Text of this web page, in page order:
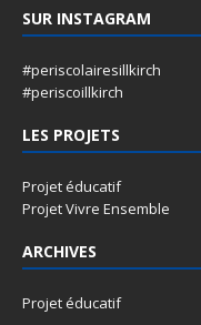
SUR INSTAGRAM
#periscolairesillkirch
#periscoillkirch
LES PROJETS
Projet éducatif
Projet Vivre Ensemble
ARCHIVES
Projet éducatif